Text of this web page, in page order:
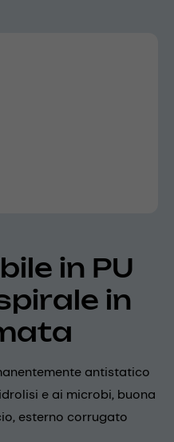
in PU
in
antistatico
e ai microbi, buona
esterno corrugato